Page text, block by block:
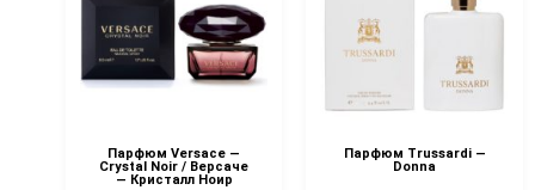
Парфюм Versace —
Crystal Noir / Версаче
— Кристалл Ноир
Парфюм Trussardi —
Donna